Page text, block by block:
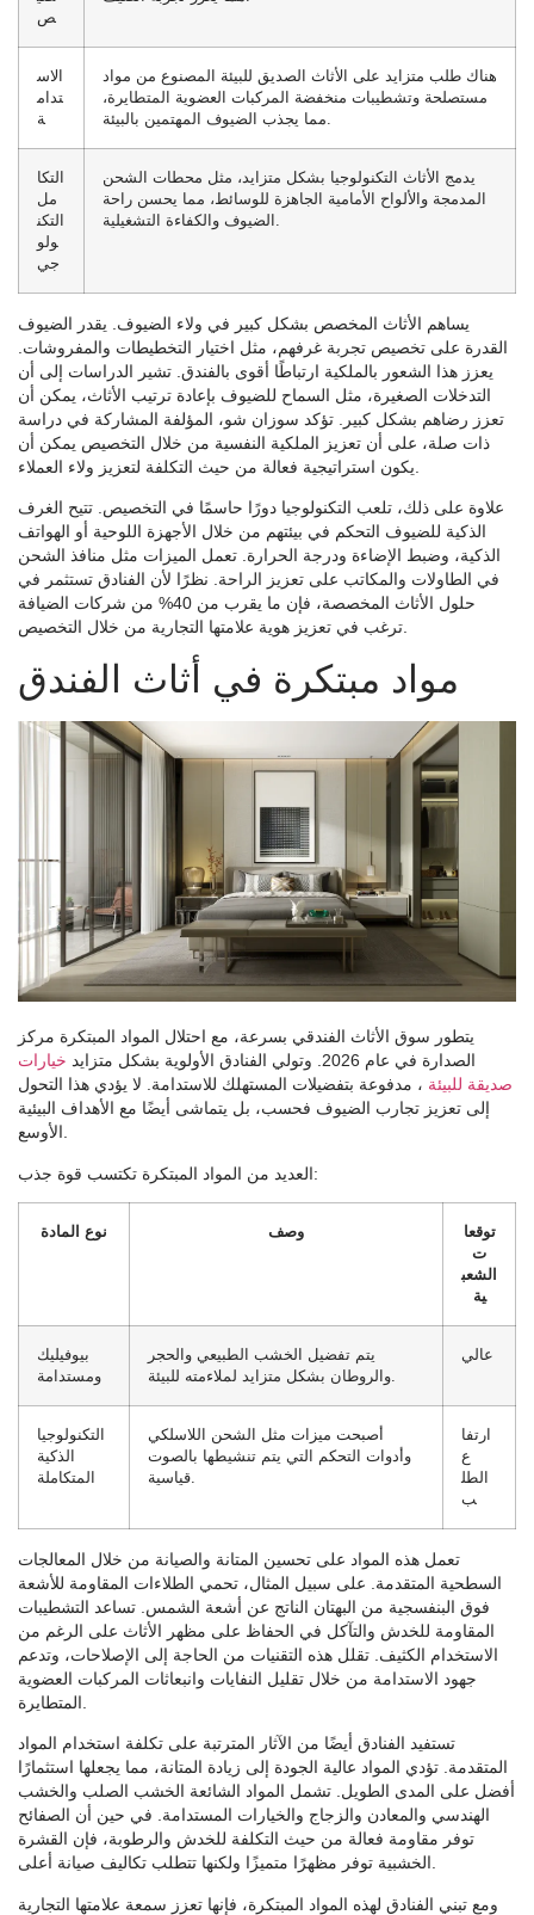
ص
الاس
تدام
ة
هناك طلب متزايد على الأثاث الصديق للبيئة المصنوع من مواد
مستصلحة وتشطيبات منخفضة المركبات العضوية المتطايرة،
مما يجذب الضيوف المهتمين بالبيئة.
التكا
مل
التكن
ولو
جي
يدمج الأثاث التكنولوجيا بشكل متزايد، مثل محطات الشحن
المدمجة والألواح الأمامية الجاهزة للوسائط، مما يحسن راحة
الضيوف والكفاءة التشغيلية.
يساهم الأثاث المخصص بشكل كبير في ولاء الضيوف. يقدر الضيوف
القدرة على تخصيص تجربة غرفهم، مثل اختيار التخطيطات والمفروشات.
يعزز هذا الشعور بالملكية ارتباطًا أقوى بالفندق. تشير الدراسات إلى أن
التدخلات الصغيرة، مثل السماح للضيوف بإعادة ترتيب الأثاث، يمكن أن
تعزز رضاهم بشكل كبير. تؤكد سوزان شو، المؤلفة المشاركة في دراسة
ذات صلة، على أن تعزيز الملكية النفسية من خلال التخصيص يمكن أن
علاوة على ذلك، تلعب التكنولوجيا دورًا حاسمًا في التخصيص. تتيح الغرف
الذكية للضيوف التحكم في بيئتهم من خلال الأجهزة اللوحية أو الهواتف
الذكية، وضبط الإضاءة ودرجة الحرارة. تعمل الميزات مثل منافذ الشحن
في الطاولات والمكاتب على تعزيز الراحة. نظرًا لأن الفنادق تستثمر في
حلول الأثاث المخصصة، فإن ما يقرب من 40% من شركات الضيافة
ترغب في تعزيز هوية علامتها التجارية من خلال التخصيص.
مواد مبتكرة في أثاث الفندق
يتطور سوق الأثاث الفندقي بسرعة، مع احتلال المواد المبتكرة مركز
الصدارة في عام 2026. وتولي الفنادق الأولوية بشكل متزايد
خيارات
صديقة للبيئة ، مدفوعة بتفضيلات المستهلك للاستدامة. لا يؤدي هذا التحول
إلى تعزيز تجارب الضيوف فحسب، بل يتماشى أيضًا مع الأهداف البيئية
العديد من المواد المبتكرة تكتسب قوة جذب:
نوع المادة وصف
توقعا
ت
الشعب
ية
بيوفيليك
ومستدامة
يتم تفضيل الخشب الطبيعي والحجر
والروطان بشكل متزايد لملاءمته للبيئة.
عالي
التكنولوجيا
الذكية
المتكاملة
أصبحت ميزات مثل الشحن اللاسلكي
وأدوات التحكم التي يتم تنشيطها بالصوت
قياسية.
ارتفا
ع
الطل
ب
تعمل هذه المواد على تحسين المتانة والصيانة من خلال المعالجات
السطحية المتقدمة. على سبيل المثال، تحمي الطلاءات المقاومة للأشعة
فوق البنفسجية من البهتان الناتج عن أشعة الشمس. تساعد التشطيبات
المقاومة للخدش والتآكل في الحفاظ على مظهر الأثاث على الرغم من
الاستخدام الكثيف. تقلل هذه التقنيات من الحاجة إلى الإصلاحات، وتدعم
جهود الاستدامة من خلال تقليل النفايات وانبعاثات المركبات العضوية
تستفيد الفنادق أيضًا من الآثار المترتبة على تكلفة استخدام المواد
المتقدمة. تؤدي المواد عالية الجودة إلى زيادة المتانة، مما يجعلها استثمارًا
أفضل على المدى الطويل. تشمل المواد الشائعة الخشب الصلب والخشب
الهندسي والمعادن والزجاج والخيارات المستدامة. في حين أن الصفائح
توفر مقاومة فعالة من حيث التكلفة للخدش والرطوبة، فإن القشرة
الخشبية توفر مظهرًا متميزًا ولكنها تتطلب تكاليف صيانة أعلى.
ومع تبني الفنادق لهذه المواد المبتكرة، فإنها تعزز سمعة علامتها التجارية